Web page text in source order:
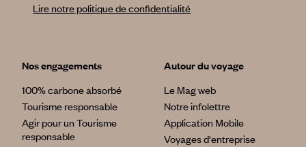
Lire notre politique de confidentialité
Nos engagements
100% carbone absorbé
Tourisme responsable
Agir pour un Tourisme
responsable
Autour du voyage
Le Mag web
Notre infolettre
Application Mobile
Voyages d'entreprise